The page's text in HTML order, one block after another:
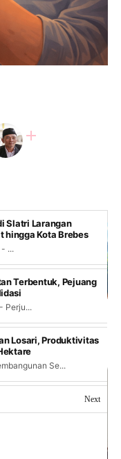
Slatri Larangan
hingga Kota Brebes
...
Terbentuk, Pejuang
Perju...
Losari, Produktivitas
Se...
Next